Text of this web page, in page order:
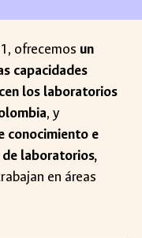
ofrecemos un
capacidades
los laboratorios
, y
conocimiento e
laboratorios,
en áreas